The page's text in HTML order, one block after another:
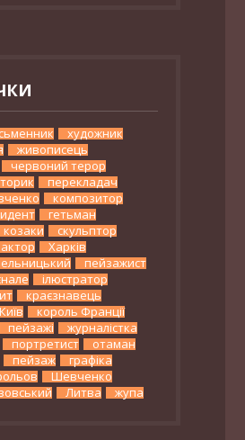
художник
живописець
червоний терор
перекладач
композитор
гетьман
козаки
скульптор
актор
Харків
пейзажист
ілюстратор
краєзнавець
Київ
король Франції
пейзажі
журналістка
портретист
отаман
пейзаж
графіка
Шевченко
Литва жупа